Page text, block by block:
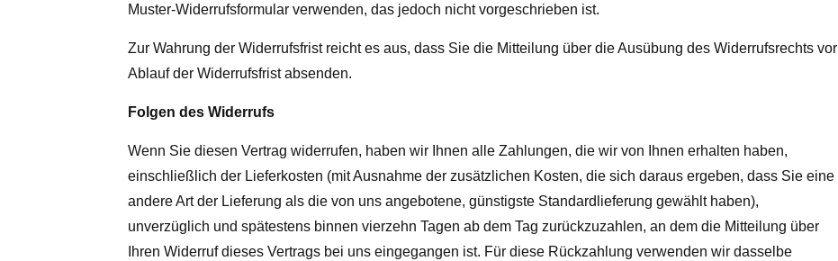
Muster-Widerrufsformular verwenden, das jedoch nicht vorgeschrieben ist.
Zur Wahrung der Widerrufsfrist reicht es aus, dass Sie die Mitteilung über die Ausübung des Widerrufsrechts vor
Ablauf der Widerrufsfrist absenden.
Folgen des Widerrufs
Wenn Sie diesen Vertrag widerrufen, haben wir Ihnen alle Zahlungen, die wir von Ihnen erhalten haben,
einschließlich der Lieferkosten (mit Ausnahme der zusätzlichen Kosten, die sich daraus ergeben, dass Sie eine
andere Art der Lieferung als die von uns angebotene, günstigste Standardlieferung gewählt haben),
unverzüglich und spätestens binnen vierzehn Tagen ab dem Tag zurückzuzahlen, an dem die Mitteilung über
Ihren Widerruf dieses Vertrags bei uns eingegangen ist. Für diese Rückzahlung verwenden wir dasselbe